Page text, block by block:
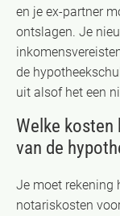
en je ex-partner
ontslagen. Je
de
uit alsof het een
Welke kosten
van de
Je moet rekening
notariskosten